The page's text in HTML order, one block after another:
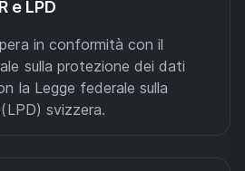
e LPD
in conformità con il
sulla protezione dei dati
la Legge federale sulla
svizzera.